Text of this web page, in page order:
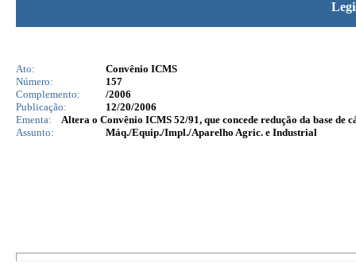
Ato:
Convênio ICMS
Número:
157
Complemento:
/2006
Publicação:
12/20/2006
Ementa:
Altera o Convênio ICMS 52/91, que concede redução da base
Assunto:
Máq./Equip./Impl./Aparelho Agric. e Industrial